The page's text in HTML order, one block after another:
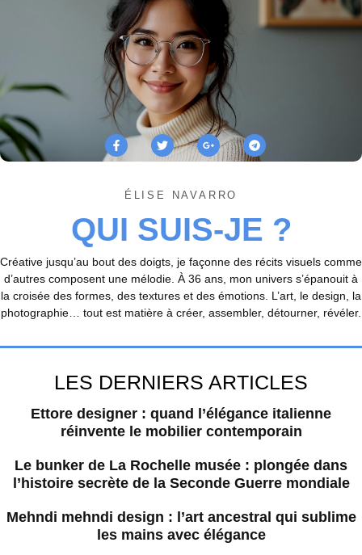
ÉLISE NAVARRO
QUI SUIS-JE ?
Créative jusqu’au bout des doigts, je façonne des récits visuels comme
d’autres composent une mélodie. À 36 ans, mon univers s’épanouit à
la croisée des formes, des textures et des émotions. L’art, le design, la
photographie… tout est matière à créer, assembler, détourner, révéler.
LES DERNIERS ARTICLES
Ettore designer : quand l’élégance italienne
réinvente le mobilier contemporain
Le bunker de La Rochelle musée : plongée dans
l’histoire secrète de la Seconde Guerre mondiale
Mehndi mehndi design : l’art ancestral qui sublime
les mains avec élégance